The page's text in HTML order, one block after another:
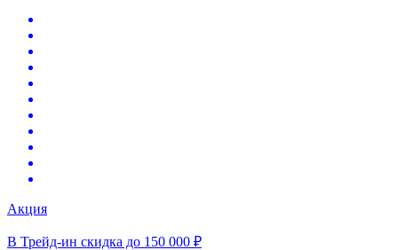
Акция
В Трейд-ин скидка до 150 000 ₽